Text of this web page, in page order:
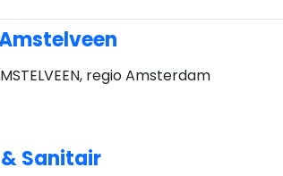
regio Amsterdam
Sanitair